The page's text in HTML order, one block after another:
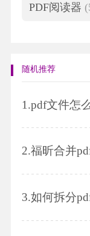
PDF阅读器
随机推荐
1.pdf文件怎
2.福昕合并pdf文档
3.如何拆分